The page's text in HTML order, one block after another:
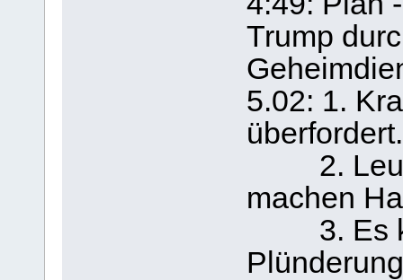
Trump
5.02: 1.
überfordert.
2. Leute
machen
3. Es